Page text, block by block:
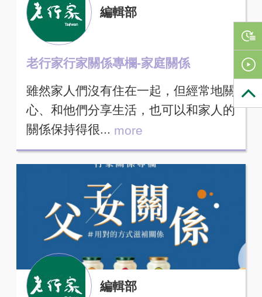
編輯部
老行家行家關係專欄-家庭關係
雖然家人們沒有住在一起，但經常地關
心、和他們分享生活，也可以和家人的
關係保持得很... more
編輯部